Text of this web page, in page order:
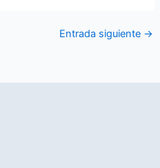
Entrada siguiente →